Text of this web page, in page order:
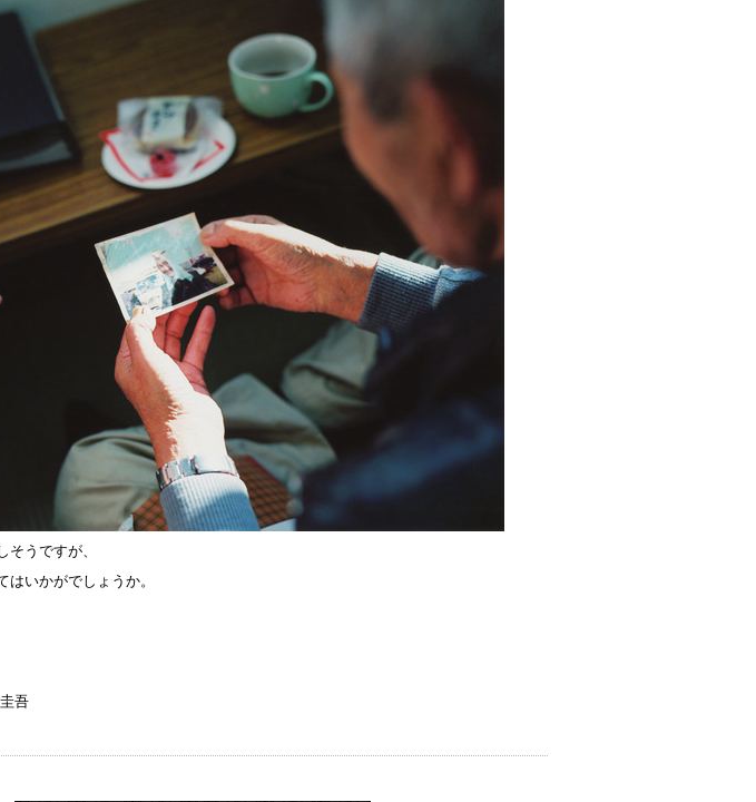
そうですが、
はいかがでしょうか。
吾